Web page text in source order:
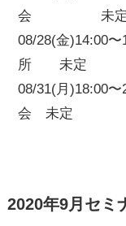
会 未定
08/28(金)14:00
所 未定
08/31(月)18:00
会 未定
2020年9月セミ